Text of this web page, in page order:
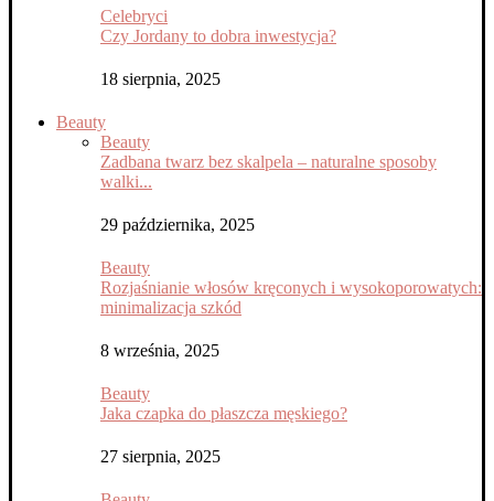
Celebryci
Czy Jordany to dobra inwestycja?
18 sierpnia, 2025
Beauty
Beauty
Zadbana twarz bez skalpela – naturalne sposoby
walki...
29 października, 2025
Beauty
Rozjaśnianie włosów kręconych i wysokoporowatych:
minimalizacja szkód
8 września, 2025
Beauty
Jaka czapka do płaszcza męskiego?
27 sierpnia, 2025